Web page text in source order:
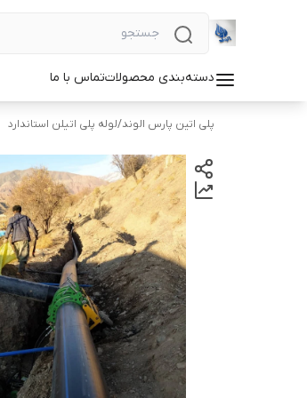
دسته‌بندی محصولاتتماس با ما
پلی اتین پارس الوند/لوله پلی اتیلن استاندارد